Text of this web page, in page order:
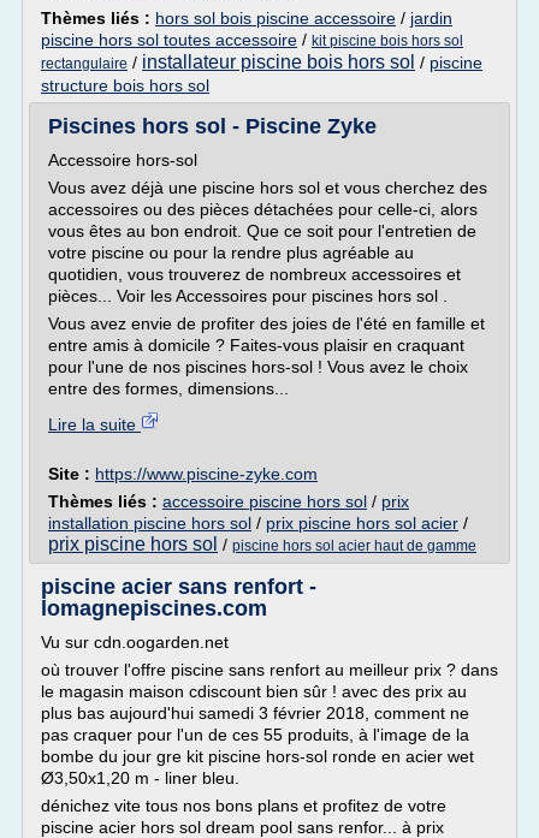
Thèmes liés : hors sol bois piscine accessoire / jardin
piscine hors sol toutes accessoire / kit piscine bois hors sol
rectangulaire / installateur piscine bois hors sol / piscine
structure bois hors sol
Piscines hors sol - Piscine Zyke
Accessoire hors-sol
Vous avez déjà une piscine hors sol et vous cherchez des
accessoires ou des pièces détachées pour celle-ci, alors
vous êtes au bon endroit. Que ce soit pour l'entretien de
votre piscine ou pour la rendre plus agréable au
quotidien, vous trouverez de nombreux accessoires et
pièces... Voir les Accessoires pour piscines hors sol .
Vous avez envie de profiter des joies de l'été en famille et
entre amis à domicile ? Faites-vous plaisir en craquant
pour l'une de nos piscines hors-sol ! Vous avez le choix
entre des formes, dimensions...
Lire la suite
Site : https://www.piscine-zyke.com
Thèmes liés : accessoire piscine hors sol / prix
installation piscine hors sol / prix piscine hors sol acier /
prix piscine hors sol / piscine hors sol acier haut de gamme
piscine acier sans renfort -
lomagnepiscines.com
Vu sur cdn.oogarden.net
où trouver l'offre piscine sans renfort au meilleur prix ? dans
le magasin maison cdiscount bien sûr ! avec des prix au
plus bas aujourd'hui samedi 3 février 2018, comment ne
pas craquer pour l'un de ces 55 produits, à l'image de la
bombe du jour gre kit piscine hors-sol ronde en acier wet
Ø3,50x1,20 m - liner bleu.
dénichez vite tous nos bons plans et profitez de votre
piscine acier hors sol dream pool sans renfor... à prix